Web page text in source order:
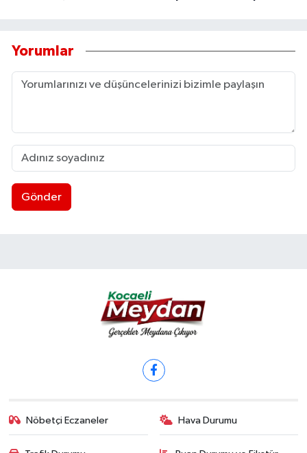
Yorumlar
Gönder
Nöbetçi Eczaneler Hava Durumu